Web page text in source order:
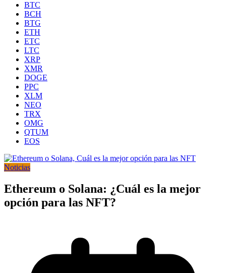
BTC
BCH
BTG
ETH
ETC
LTC
XRP
XMR
DOGE
PPC
XLM
NEO
TRX
OMG
QTUM
EOS
Noticias
Ethereum o Solana: ¿Cuál es la mejor
opción para las NFT?